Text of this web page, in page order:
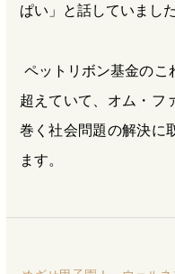
ぱい」と話していました
ペットリボン基金のこ
超えていて、オム・フ
巻く社会問題の解決に
ます。